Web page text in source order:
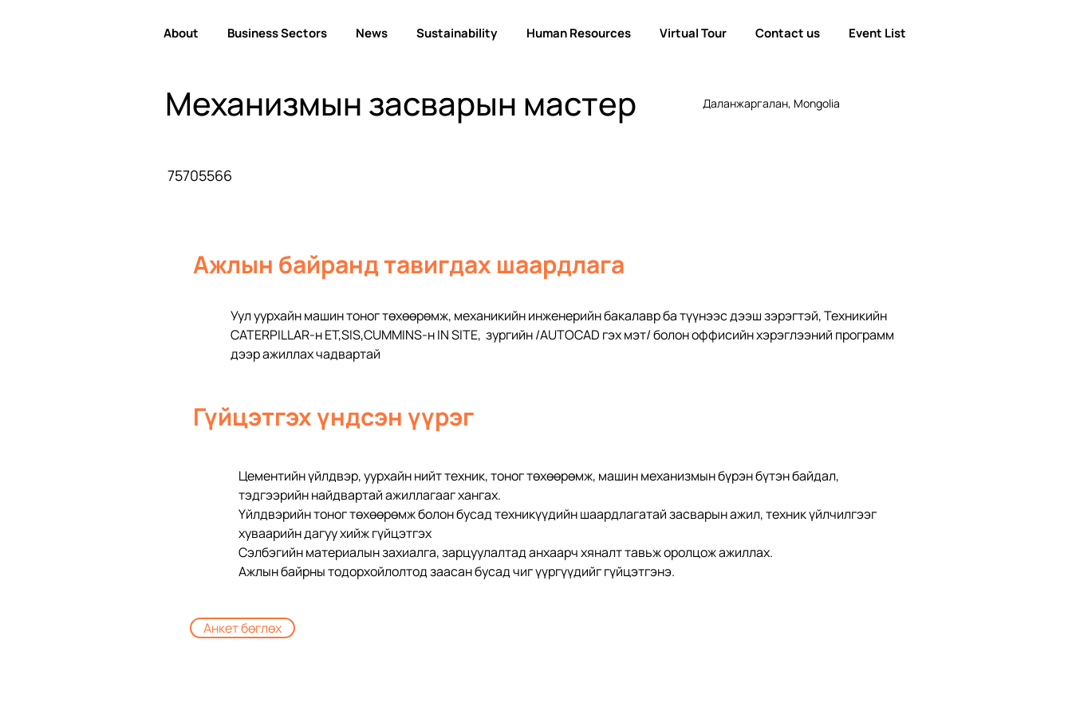
About Business Sectors News Sustainability Human Resources Virtual Tour Contact us Event List
Механизмын засварын мастер Даланжаргалан, Mongolia
75705566
Ажлын байранд тавигдах шаардлага
Уул уурхайн машин тоног төхөөрөмж, механикийн инженерийн бакалавр ба түүнээс дээш зэрэгтэй, Техникийн
CATERPILLAR-н ЕT,SIS,CUMMINS-н IN SITE,  зургийн /АUTOCAD гэх мэт/ болон оффисийн хэрэглээний программ
дээр ажиллах чадвартай
Гүйцэтгэх үндсэн үүрэг
Цементийн үйлдвэр, уурхайн нийт техник, тоног төхөөрөмж, машин механизмын бүрэн бүтэн байдал,
тэдгээрийн найдвартай ажиллагааг хангах.
Үйлдвэрийн тоног төхөөрөмж болон бусад техникүүдийн шаардлагатай засварын ажил, техник үйлчилгээг
хуваарийн дагуу хийж гүйцэтгэх
Сэлбэгийн материалын захиалга, зарцуулалтад анхаарч хяналт тавьж оролцож ажиллах.
Ажлын байрны тодорхойлолтод заасан бусад чиг үүргүүдийг гүйцэтгэнэ.
Анкет бөглөх